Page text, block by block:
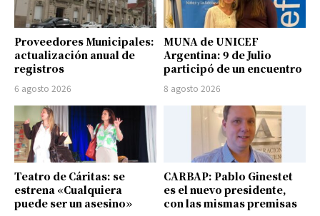
Proveedores Municipales:
actualización anual de
registros
6 agosto 2026
MUNA de UNICEF
Argentina: 9 de Julio
participó de un encuentro
8 agosto 2026
Teatro de Cáritas: se
estrena «Cualquiera
puede ser un asesino»
CARBAP: Pablo Ginestet
es el nuevo presidente,
con las mismas premisas